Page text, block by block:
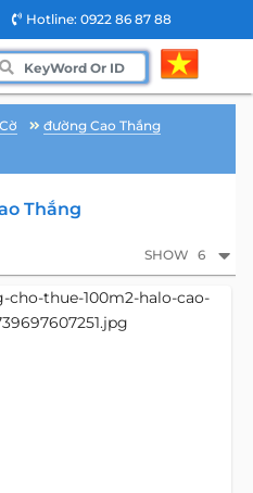
Hotline: 0922 86 87 88
đường Cao Thắng
Thắng
SHOW 6